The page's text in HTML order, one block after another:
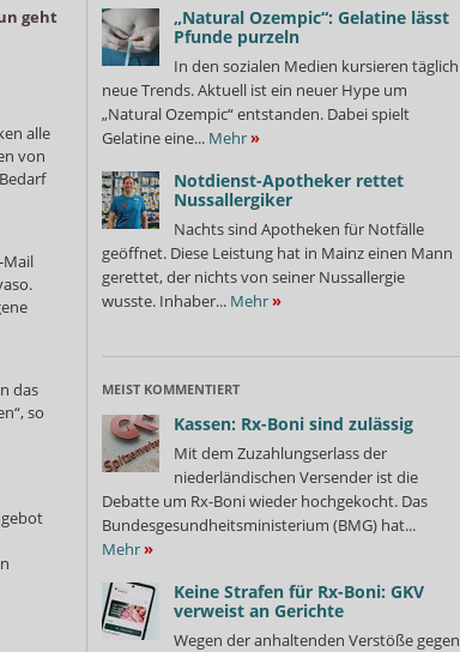
geht
alle
von
Mail
das
so
„Natural Ozempic“: Gelatine lässt
Pfunde purzeln
In den sozialen Medien kursieren täglich
neue Trends. Aktuell ist ein neuer Hype um
„Natural Ozempic“ entstanden. Dabei spielt
Gelatine eine... Mehr»
Notdienst-Apotheker rettet
Nussallergiker
Nachts sind Apotheken für Notfälle
geöffnet. Diese Leistung hat in Mainz einen Mann
gerettet, der nichts von seiner Nussallergie
wusste. Inhaber... Mehr»
MEIST KOMMENTIERT
Kassen: Rx-Boni sind zulässig
Mit dem Zuzahlungserlass der
niederländischen Versender ist die
Debatte um Rx-Boni wieder hochgekocht. Das
Bundesgesundheitsministerium (BMG) hat...
Mehr»
Keine Strafen für Rx-Boni: GKV
verweist an Gerichte
Wegen der anhaltenden Verstöße gegen